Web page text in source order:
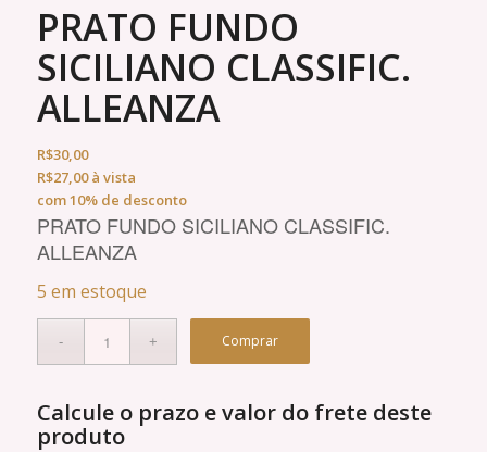
PRATO FUNDO
SICILIANO CLASSIFIC.
ALLEANZA
R$30,00
R$27,00à vista
com 10% de desconto
PRATO FUNDO SICILIANO CLASSIFIC.
ALLEANZA
5 em estoque
Comprar
Calcule o prazo e valor do frete deste
produto